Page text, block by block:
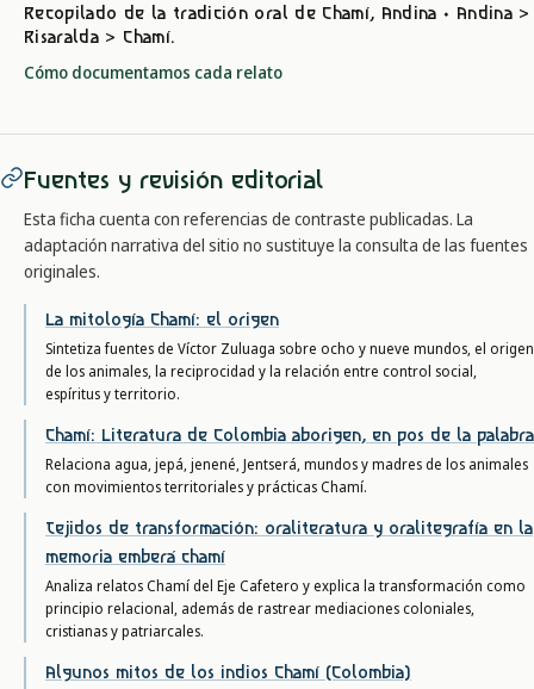
Recopilado de la tradición oral de Chamí, Andina · Andina >
Risaralda > Chamí.
Cómo documentamos cada relato
Fuentes y revisión editorial
Esta ficha cuenta con referencias de contraste publicadas. La
adaptación narrativa del sitio no sustituye la consulta de las fuentes
originales.
La mitología Chamí: el origen
Sintetiza fuentes de Víctor Zuluaga sobre ocho y nueve mundos, el origen
de los animales, la reciprocidad y la relación entre control social,
espíritus y territorio.
Chamí: Literatura de Colombia aborigen, en pos de la palabra
Relaciona agua, jepá, jenené, Jentserá, mundos y madres de los animales
con movimientos territoriales y prácticas Chamí.
Tejidos de transformación: oraliteratura y oralitegrafía en la
memoria emberá chamí
Analiza relatos Chamí del Eje Cafetero y explica la transformación como
principio relacional, además de rastrear mediaciones coloniales,
cristianas y patriarcales.
Algunos mitos de los indios Chamí (Colombia)